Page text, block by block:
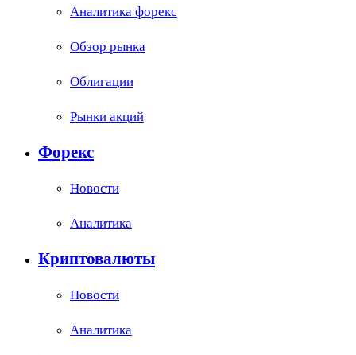
Аналитика форекс
Обзор рынка
Облигации
Рынки акций
Форекс
Новости
Аналитика
Криптовалюты
Новости
Аналитика